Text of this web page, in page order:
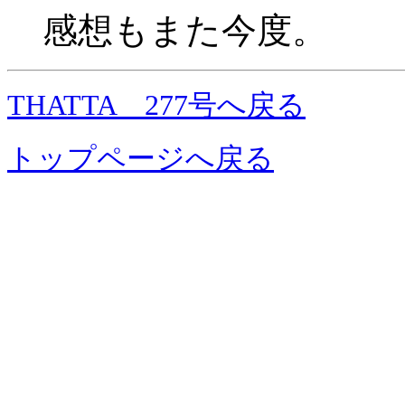
感想もまた今度。
THATTA 277号へ戻る
トップページへ戻る